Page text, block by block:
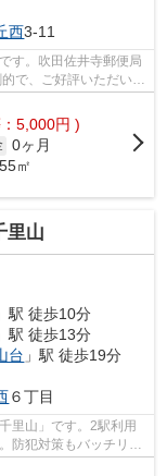
西3-11
す。吹田佐井寺郵便局
で、ご好評いただいて
5,000円 )
0ヶ月
㎡
里山
」駅 徒歩10分
」駅 徒歩13分
台 」駅 徒歩19分
６丁目
里山」です。2駅利用
防犯対策もバッチリな